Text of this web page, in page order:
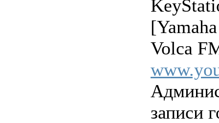
Volca
записи